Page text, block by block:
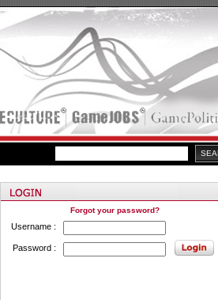
Forgot your password?
Username :
Password :